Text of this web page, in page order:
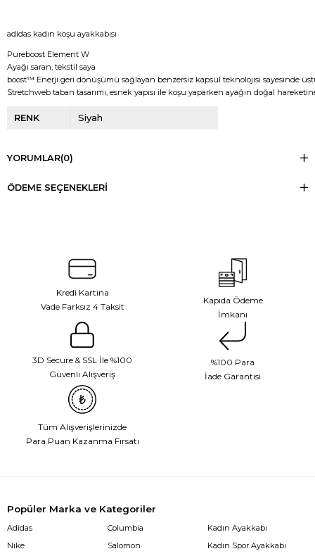
adidas kadın koşu ayakkabısı
Pureboost Element W
Ayağı saran, tekstil saya
boost™ Enerji geri dönüşümü sağlayan benzersiz kapsül teknolojisi sayesinde
Stretchweb taban tasarımı, esnek yapısı ile koşu yaparken ayağın doğal
RENK Siyah
YORUMLAR(0)
ÖDEME SEÇENEKLERI
Kredi Kartına
Vade Farksız 4 Taksit
Kapıda Ödeme
İmkanı
3D Secure & SSL İle %100
Güvenli Alışveriş
%100 Para
İade Garantisi
Tüm Alışverişlerinizde
Para Puan Kazanma Fırsatı
Popüler Marka ve Kategoriler
Adidas
Nike
Columbia
Salomon
Kadın Ayakkabı
Kadın Spor Ayakkabı